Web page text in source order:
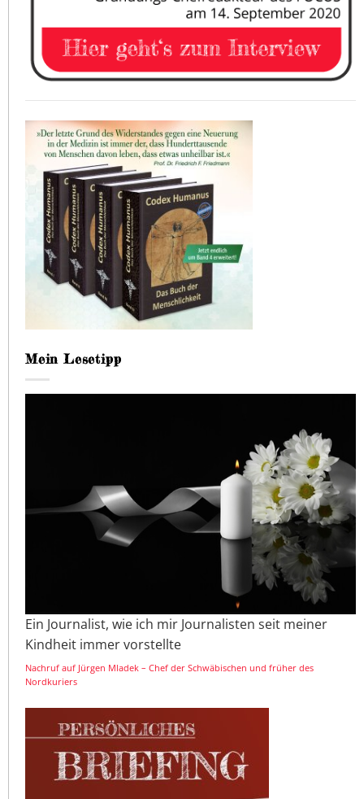
Mein Lesetipp
Ein Journalist, wie ich mir Journalisten seit meiner
Kindheit immer vorstellte
Nachruf auf Jürgen Mladek – Chef der Schwäbischen und früher des
Nordkuriers